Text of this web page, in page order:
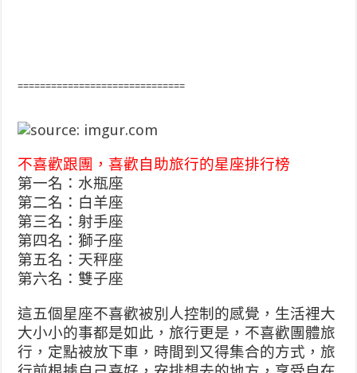
==============================
不喜歡跟團，喜歡自助旅行的星座排行榜
第一名：水瓶座
第二名：白羊座
第三名：射手座
第四名：獅子座
第五名：天秤座
第六名：雙子座
這五個星座不喜歡被別人控制的感覺，生活裡大
大小小的事都是如此，旅行更是，不喜歡團體旅
行，定點被放下車，時間到又得集合的方式，旅